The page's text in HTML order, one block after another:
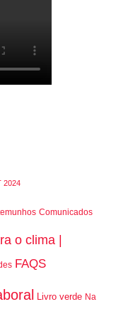
2024
Comunicados
o clima |
FAQS
Livro verde Na